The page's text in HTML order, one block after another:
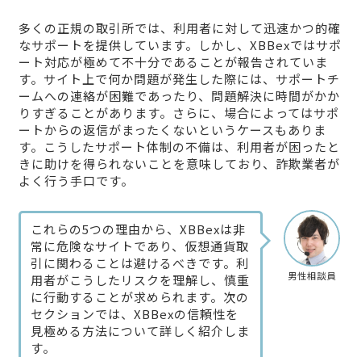
多くの正規の取引所では、利用者に対して迅速かつ的確
なサポートを提供しています。しかし、XBBexではサポ
ート対応が極めて不十分であることが報告されていま
す。サイト上で何か問題が発生した際には、サポートチ
ームへの連絡が困難であったり、問題解決に時間がかか
りすぎることがあります。さらに、場合によってはサポ
ートからの返信がまったくないというケースもありま
す。こうしたサポート体制の不備は、利用者が困ったと
きに助けを得られないことを意味しており、詐欺業者が
よく行う手口です。
男性相談員
これらの5つの理由から、XBBexは非
常に危険なサイトであり、仮想通貨取
引に関わることは避けるべきです。利
用者がこうしたリスクを理解し、慎重
に行動することが求められます。次の
セクションでは、XBBexの信頼性を
見極める方法について詳しく紹介しま
す。